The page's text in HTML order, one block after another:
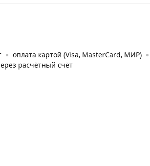
оплата картой (Visa, MasterCard, МИР)
расчётный счёт